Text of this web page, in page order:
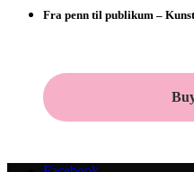
Fra penn til publikum –